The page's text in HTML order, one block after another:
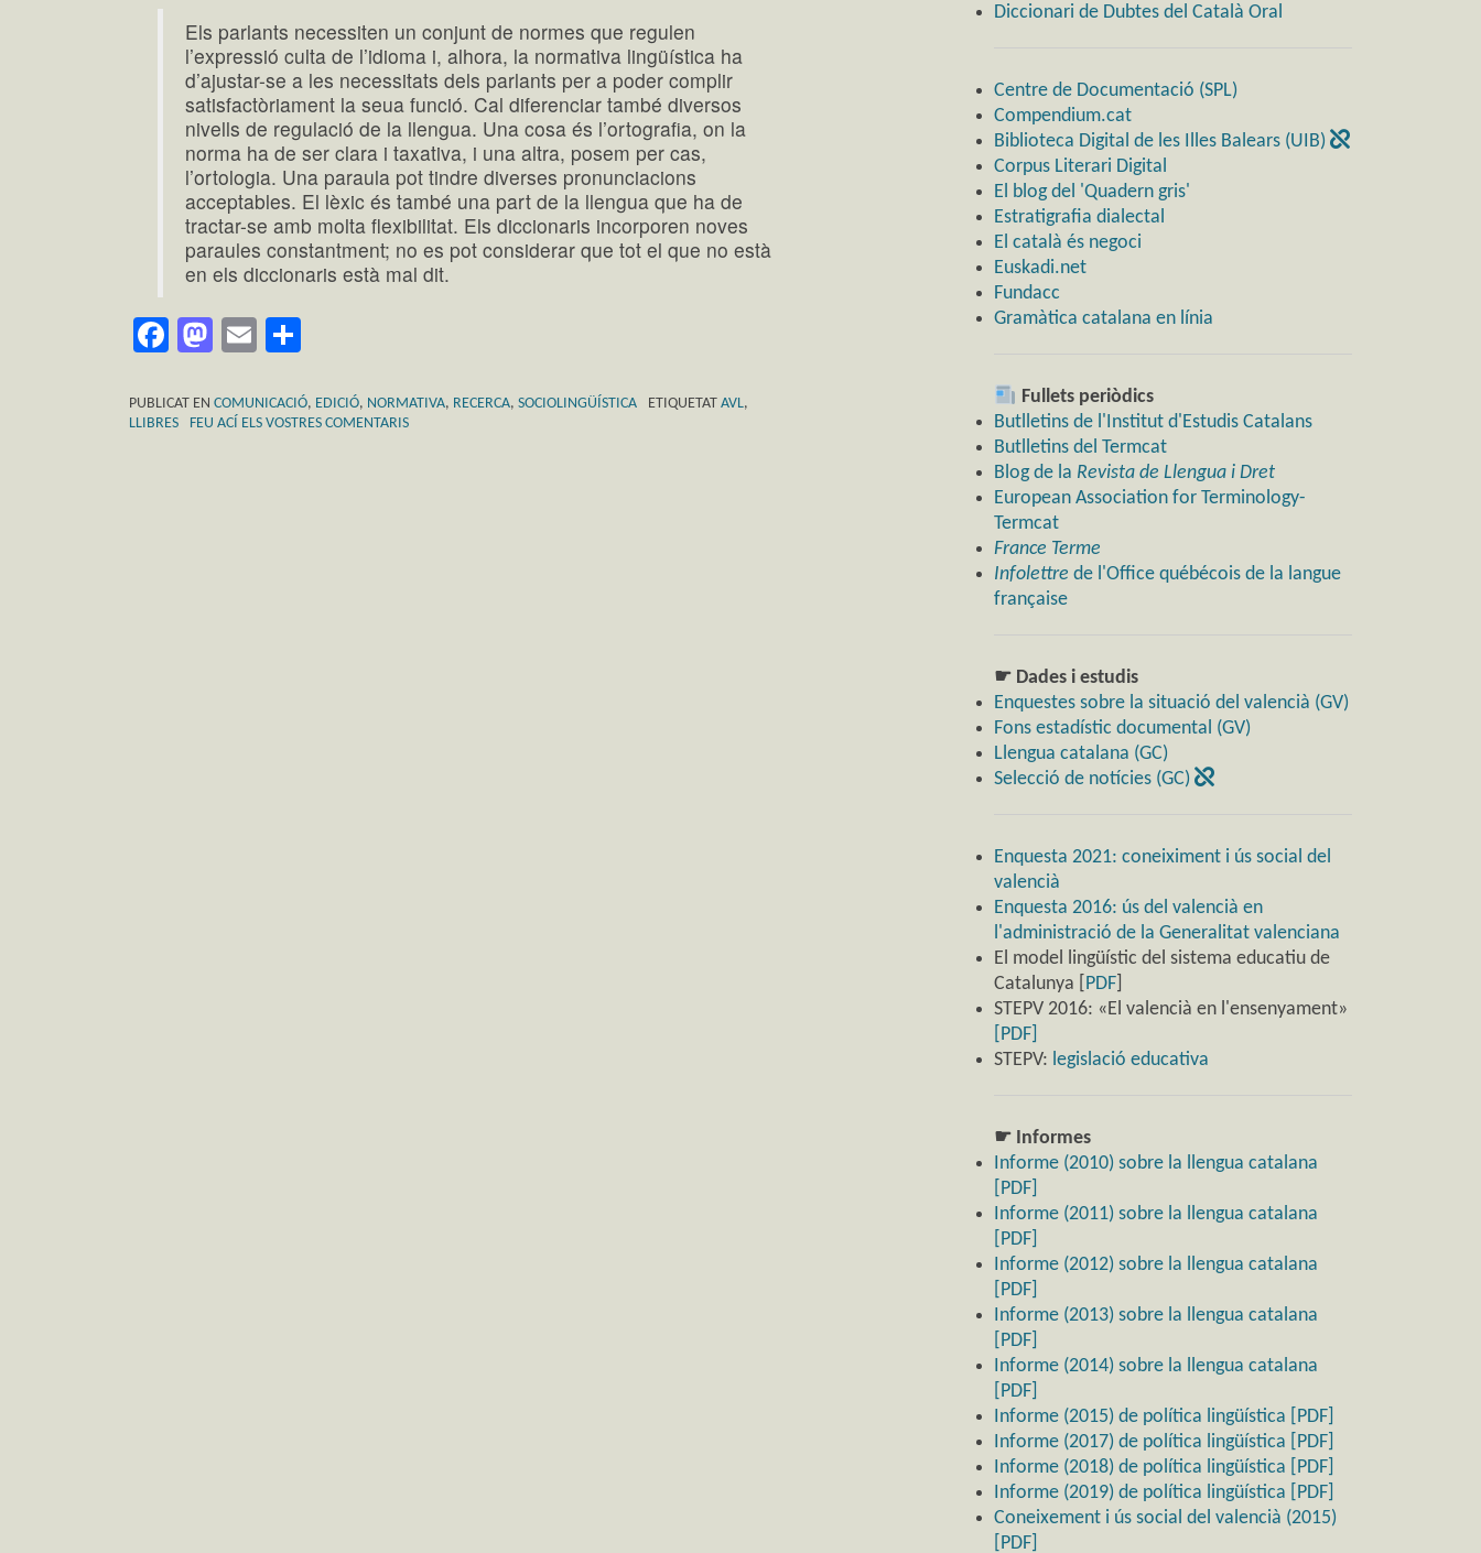
Els parlants necessiten un conjunt de normes que regulen
l’expressió culta de l’idioma i, alhora, la normativa lingüística ha
d’ajustar-se a les necessitats dels parlants per a poder complir
satisfactòriament la seua funció. Cal diferenciar també diversos
nivells de regulació de la llengua. Una cosa és l’ortografia, on la
norma ha de ser clara i taxativa, i una altra, posem per cas,
l’ortologia. Una paraula pot tindre diverses pronunciacions
acceptables. El lèxic és també una part de la llengua que ha de
tractar-se amb molta flexibilitat. Els diccionaris incorporen noves
paraules constantment; no es pot considerar que tot el que no està
en els diccionaris està mal dit.
Facebook
Mastodon
Email
PUBLICAT EN COMUNICACIÓ, EDICIÓ, NORMATIVA, RECERCA, SOCIOLINGÜÍSTICA ETIQUETAT AVL,
LLIBRES
FEU ACÍ ELS VOSTRES COMENTARIS
Diccionari de Dubtes del Català Oral
Centre de Documentació (SPL)
Compendium.cat
Biblioteca Digital de les Illes Balears (UIB)
Corpus Literari Digital
El blog del 'Quadern gris'
Estratigrafia dialectal
El català és negoci
Euskadi.net
Fundacc
Gramàtica catalana en línia
Fullets periòdics
Butlletins de l'Institut d'Estudis Catalans
Butlletins del Termcat
Blog de la Revista de Llengua i Dret
European Association for Terminology-
Termcat
France Terme
Infolettre de l'Office québécois de la langue
française
☛ Dades i estudis
Enquestes sobre la situació del valencià (GV)
Fons estadístic documental (GV)
Llengua catalana (GC)
Selecció de notícies (GC)
Enquesta 2021: coneiximent i ús social del
valencià
Enquesta 2016: ús del valencià en
l'administració de la Generalitat valenciana
El model lingüístic del sistema educatiu de
Catalunya [
PDF
STEPV 2016: «El valencià en l'ensenyament»
[PDF]
STEPV: legislació educativa
☛ Informes
Informe (2010) sobre la llengua catalana
[PDF]
Informe (2011) sobre la llengua catalana
[PDF]
Informe (2012) sobre la llengua catalana
[PDF]
Informe (2013) sobre la llengua catalana
[PDF]
Informe (2014) sobre la llengua catalana
[PDF]
Informe (2015) de política lingüística [PDF]
Informe (2017) de política lingüística [PDF]
Informe (2018) de política lingüística [PDF]
Informe (2019) de política lingüística [PDF]
Coneixement i ús social del valencià (2015)
[PDF]